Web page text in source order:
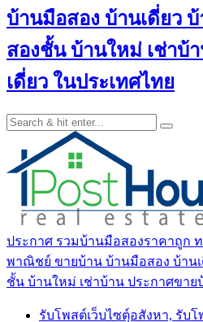
บ้านมือสอง บ้านเดี่ยว
สองชั้น บ้านใหม่ เช่าบ้
เดี่ยว ในประเทศไทย
ประกาศ รวมบ้านมือสองราคาถูก
พาณิชย์ ขายบ้าน บ้านมือสอง บ้าน
ชั้น บ้านใหม่ เช่าบ้าน ประกาศขาย
รับโพสต์เว็บไซตฺ์อสังหา, รับ